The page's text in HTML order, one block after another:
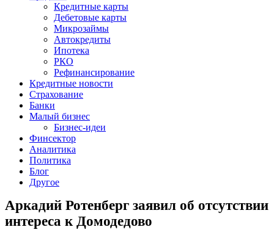
Кредитные карты
Дебетовые карты
Микрозаймы
Автокредиты
Ипотека
РКО
Рефинансирование
Кредитные новости
Страхование
Банки
Малый бизнес
Бизнес-идеи
Финсектор
Аналитика
Политика
Блог
Другое
Аркадий Ротенберг заявил об отсутствии
интереса к Домодедово